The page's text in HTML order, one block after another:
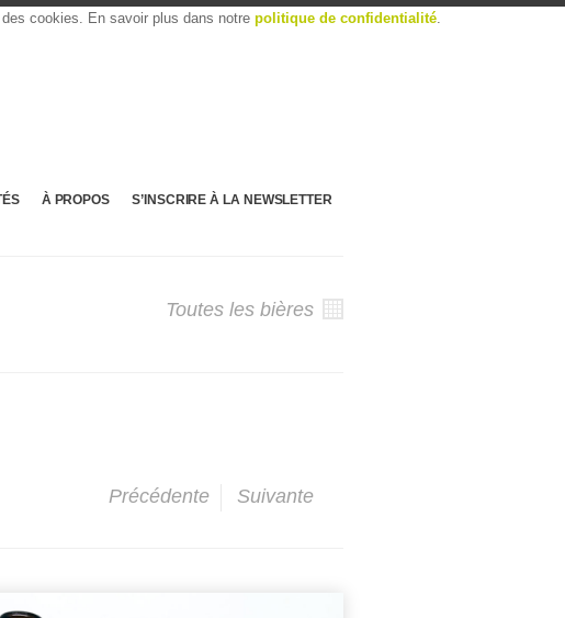
cookies. En savoir plus dans notre politique de confidentialité.
À PROPOS S’INSCRIRE À LA NEWSLETTER
Toutes les bières
Précédente Suivante